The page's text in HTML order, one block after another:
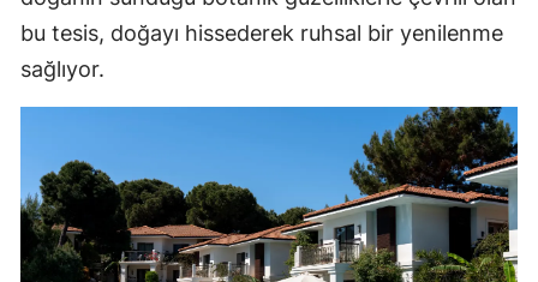
bu tesis, doğayı hissederek ruhsal bir yenilenme
sağlıyor.